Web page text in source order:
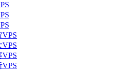
VPS
VPS
VPS
VPS